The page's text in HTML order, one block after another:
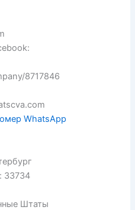
8717846
WhatsApp
33734
Штаты